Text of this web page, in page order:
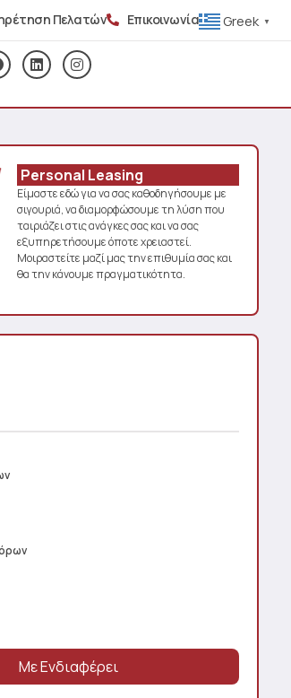
Πελατών Επικοινωνία Greek ▼
Personal Leasing
Είμαστε εδώ για να σας καθοδηγήσουμε με
σιγουριά, να διαμορφώσουμε τη λύση που
ταιριάζει στις ανάγκες σας και να σας
εξυπηρετήσουμε όποτε χρειαστεί.
Μοιραστείτε μαζί μας την επιθυμία σας και
θα την κάνουμε πραγματικότητα.